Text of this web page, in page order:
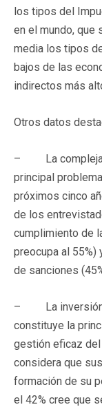
los tipos del
en el mundo, que
media los tipos
bajos de las
indirectos más
Otros datos
– La compleja
principal
próximos cinco
de los
cumplimiento de
preocupa al 55%)
de sanciones
– La inversión
constituye la
gestión eficaz del
considera que
formación de su
el 42% cree que